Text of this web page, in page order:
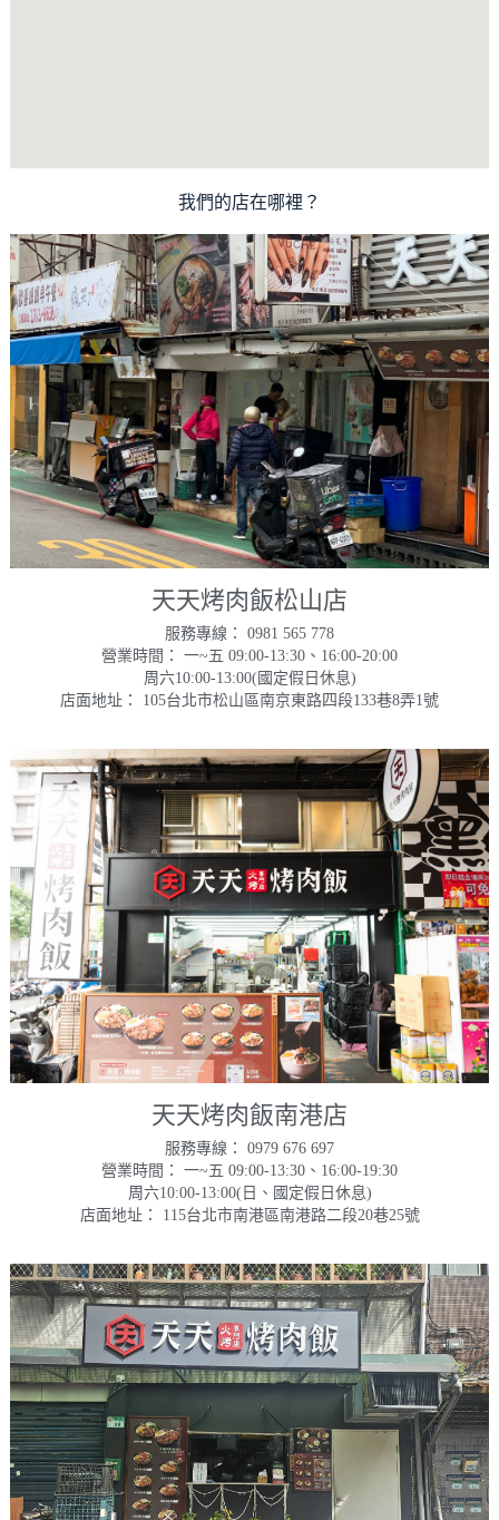
我們的店在哪裡？
天天烤肉飯松山店
服務專線： 0981 565 778
營業時間： 一~五 09:00-13:30、16:00-20:00
周六10:00-13:00(國定假日休息)
店面地址： 105台北市松山區南京東路四段133巷8弄1號
天天烤肉飯南港店
服務專線： 0979 676 697
營業時間： 一~五 09:00-13:30、16:00-19:30
周六10:00-13:00(日、國定假日休息)
店面地址： 115台北市南港區南港路二段20巷25號